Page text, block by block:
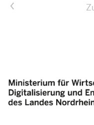
Vorheriger Artikel